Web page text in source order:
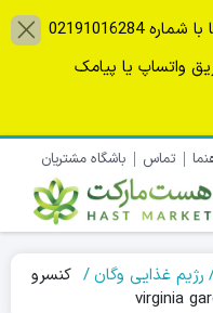
در صورت بروز هر گونه مشکل لطفا با شماره 02191016284
از طریق واتساپ یا پیامک
تماس باشگاه مشتریان
رژیم غذایی وگان
کنسرو